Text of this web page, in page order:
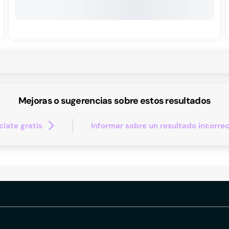
Mejoras o sugerencias sobre estos resultados
gratis Informar sobre un resultado